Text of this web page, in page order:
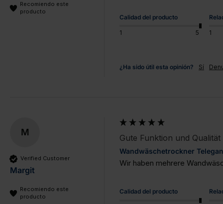
Recomiendo este
producto
Calidad del producto
1 5 1
¿Ha sido útil esta opinión? Sí
M
Verified Customer
Margit
Recomiendo este
producto
Gute Funktion und Qualität
Wandwäschetrockner
Wir haben mehrere
Calidad del producto